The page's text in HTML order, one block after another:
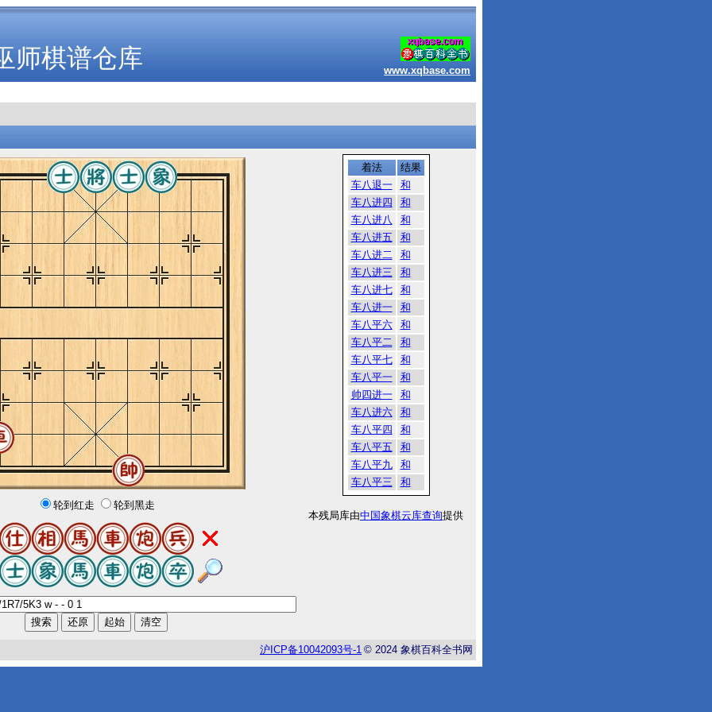
师棋谱仓库 www.xqbase.com
轮到红走 轮到黑走
着法
结果
车八退一
和
车八进四
和
车八进八
和
车八进五
和
车八进二
和
车八进三
和
车八进七
和
车八进一
和
车八平六
和
车八平二
和
车八平七
和
车八平一
和
帅四进一
和
车八进六
和
车八平四
和
车八平五
和
车八平九
和
车八平三
和
本残局库由中国象棋云库查询提供
沪 ICP备10042093号-1 © 2024 象棋百科全书网